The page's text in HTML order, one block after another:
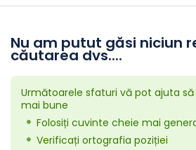
Nu am putut găsi niciun
căutarea dvs....
Următoarele sfaturi vă pot ajuta
mai bune
Folosiți cuvinte cheie mai
Verificați ortografia poziției